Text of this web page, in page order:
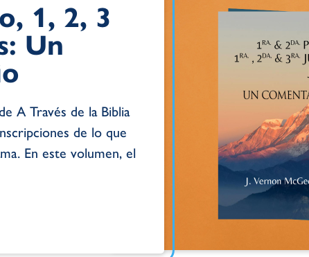
1, 2, 3
Un
A Través de la Biblia
de lo que
En este volumen, el